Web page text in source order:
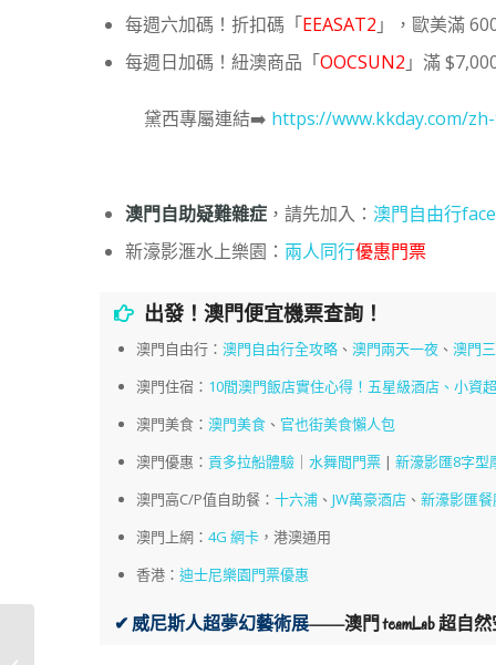
每週六加碼！折扣碼「EEASAT2 」，歐美滿
每週日加碼！紐澳商品「OOCSUN2 」滿
黛西專屬連結➡️ https://www.kkday.com/
澳門自助疑難雜症 ，請先加入： 澳門自由行
新濠影滙水上樂園： 兩人同行優惠門票
出發！澳門便宜機票查詢！
澳門自由行：澳門自由行全攻略 、澳門兩天一夜 、澳門
澳門住宿： 10間澳門飯店實住心得！五星級酒店、小資
澳門美食：澳門美食 、 官也街美食懶人包
澳門優惠：貢多拉船體驗 ｜水舞間門票 |新濠影匯8字型
澳門高C/P值自助餐：十六浦 、JW萬豪酒店 、新濠影匯
澳門上網：4G 網卡 ，港澳通用
香港：迪士尼樂園門票優惠
✔ 威尼斯人超夢幻藝術展——澳門 teamLab 超自